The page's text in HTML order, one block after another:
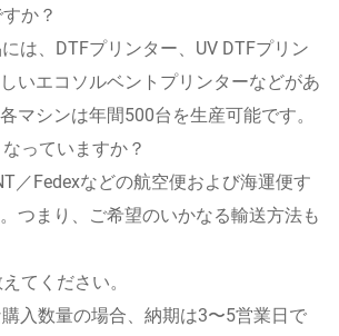
か？
は、DTFプリンター、UV DTFプリン
いエコソルベントプリンターなどがあ
マシンは年間500台を生産可能です。
っていますか？
／Fedexなどの航空便および海運便す
つまり、ご希望のいかなる輸送方法も
てください。
入数量の場合、納期は3〜5営業日で